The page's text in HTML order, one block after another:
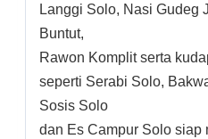
Langgi Solo, Nasi Gudeg
Buntut,
Rawon Komplit serta
seperti Serabi Solo,
Sosis Solo
dan Es Campur Solo siap